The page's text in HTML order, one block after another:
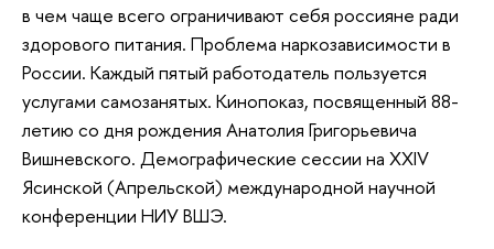
в чем чаще всего ограничивают себя россияне ради
здорового питания. Проблема наркозависимости в
России. Каждый пятый работодатель пользуется
услугами самозанятых. Кинопоказ, посвященный 88-
летию со дня рождения Анатолия Григорьевича
Вишневского. Демографические сессии на XXIV
Ясинской (Апрельской) международной научной
конференции НИУ ВШЭ.